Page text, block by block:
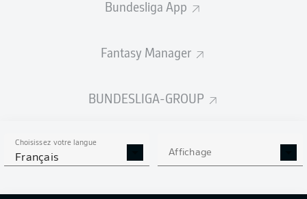
Bundesliga App
Fantasy Manager
BUNDESLIGA-GROUP
Choisissez votre langue
Français Affichage
STATS DE LA SAISON
2026/2027
AÉRIENS